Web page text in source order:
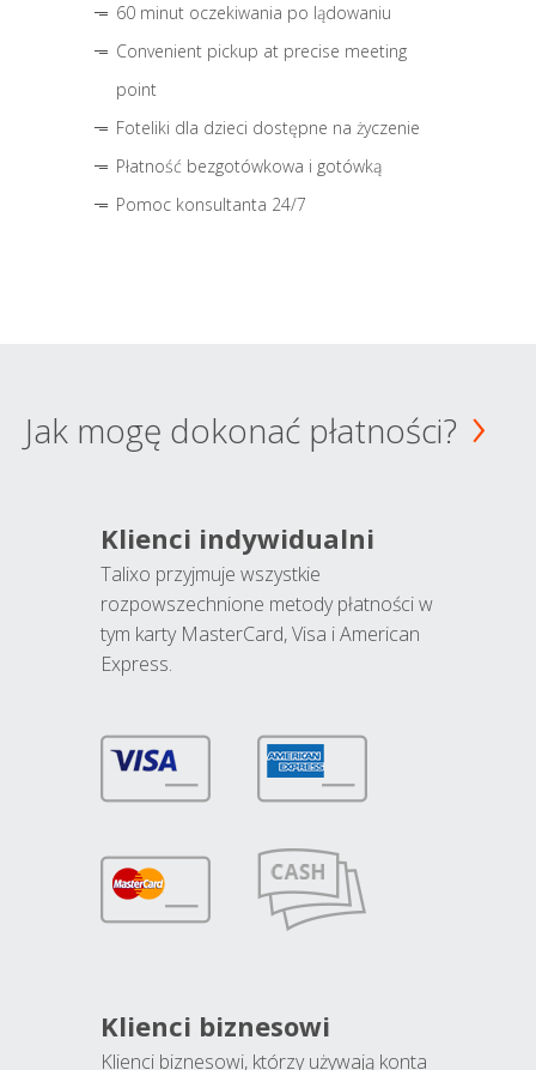
60 minut oczekiwania po lądowaniu
Convenient pickup at precise meeting
point
Foteliki dla dzieci dostępne na życzenie
Płatność bezgotówkowa i gotówką
Pomoc konsultanta 24/7
Jak mogę dokonać płatności?
Klienci indywidualni
Talixo przyjmuje wszystkie
rozpowszechnione metody płatności w
tym karty MasterCard, Visa i American
Express.
Klienci biznesowi
Klienci biznesowi, którzy używają konta